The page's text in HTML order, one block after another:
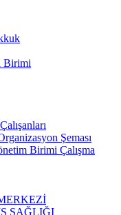
Birimi
Şeması
Birimi Çalışma
SAĞLIĞI